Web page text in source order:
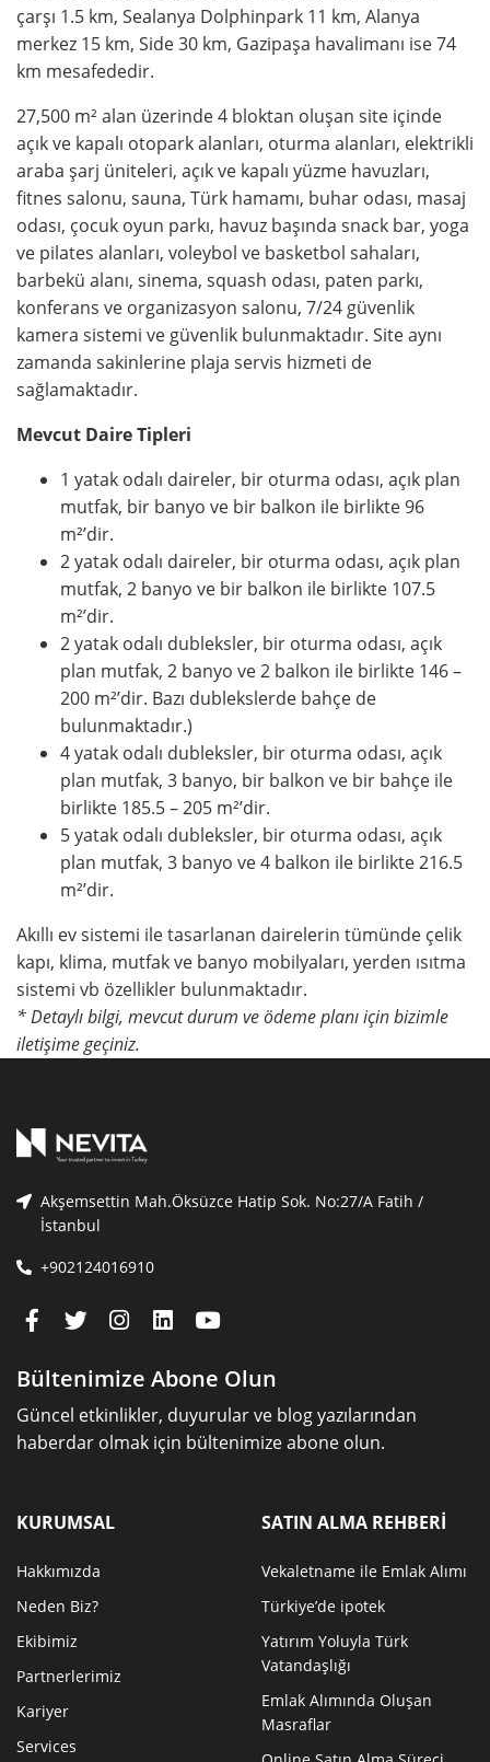
çarşı 1.5 km, Sealanya Dolphinpark 11 km, Alanya
merkez 15 km, Side 30 km, Gazipaşa havalimanı ise 74
km mesafededir.
27,500 m² alan üzerinde 4 bloktan oluşan site içinde
açık ve kapalı otopark alanları, oturma alanları, elektrikli
araba şarj üniteleri, açık ve kapalı yüzme havuzları,
fitnes salonu, sauna, Türk hamamı, buhar odası, masaj
odası, çocuk oyun parkı, havuz başında snack bar, yoga
ve pilates alanları, voleybol ve basketbol sahaları,
barbekü alanı, sinema, squash odası, paten parkı,
konferans ve organizasyon salonu, 7/24 güvenlik
kamera sistemi ve güvenlik bulunmaktadır. Site aynı
zamanda sakinlerine plaja servis hizmeti de
sağlamaktadır.
Mevcut Daire Tipleri
1 yatak odalı daireler, bir oturma odası, açık plan
mutfak, bir banyo ve bir balkon ile birlikte 96
m²’dir.
2 yatak odalı daireler, bir oturma odası, açık plan
mutfak, 2 banyo ve bir balkon ile birlikte 107.5
m²’dir.
2 yatak odalı dubleksler, bir oturma odası, açık
plan mutfak, 2 banyo ve 2 balkon ile birlikte 146 –
200 m²’dir. Bazı dublekslerde bahçe de
bulunmaktadır.)
4 yatak odalı dubleksler, bir oturma odası, açık
plan mutfak, 3 banyo, bir balkon ve bir bahçe ile
birlikte 185.5 – 205 m²’dir.
5 yatak odalı dubleksler, bir oturma odası, açık
plan mutfak, 3 banyo ve 4 balkon ile birlikte 216.5
m²’dir.
Akıllı ev sistemi ile tasarlanan dairelerin tümünde çelik
kapı, klima, mutfak ve banyo mobilyaları, yerden ısıtma
sistemi vb özellikler bulunmaktadır.
* Detaylı bilgi, mevcut durum ve ödeme planı için bizimle
iletişime geçiniz.
Akşemsettin Mah.Öksüzce Hatip Sok. No:27/A Fatih /
İstanbul
+902124016910
Bültenimize Abone Olun
Güncel etkinlikler, duyurular ve blog yazılarından
haberdar olmak için bültenimize abone olun.
KURUMSAL
Hakkımızda
Neden Biz?
Ekibimiz
Partnerlerimiz
Kariyer
Services
SATIN ALMA REHBERİ
Vekaletname ile Emlak Alımı
Türkiye’de ipotek
Yatırım Yoluyla Türk
Vatandaşlığı
Emlak Alımında Oluşan
Masraflar